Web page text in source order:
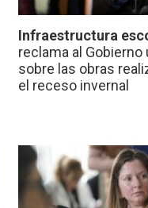
Infraestructura
reclama al
sobre las obras
el receso invernal